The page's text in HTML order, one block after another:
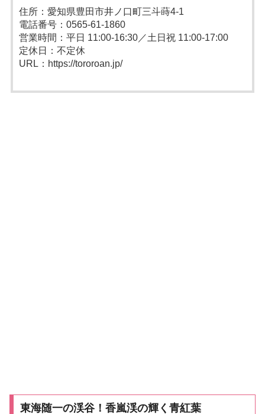
住所：愛知県豊田市井ノ口町三斗蒔4-1
電話番号：0565-61-1860
営業時間：平日 11:00-16:30／土日祝 11:00-17:00
定休日：不定休
URL：https://tororoan.jp/
東海随一の渓谷！香嵐渓の輝く青紅葉